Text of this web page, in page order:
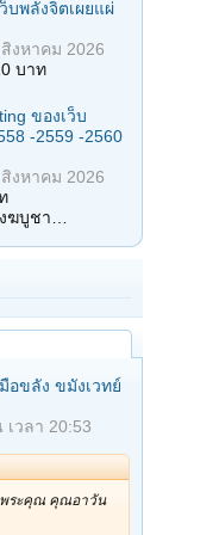
บพลังจิตเผยแผ่
งหาคม 2026
บาท
ของเว็บ
-2559 -2560
งหาคม 2026
ฆบูชา…
อขลัง ขมังเวทย์
เวลา 20:53
พระคุณ คุณอาวัน